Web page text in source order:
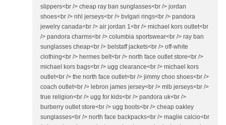
slippers<br /> cheap ray ban sunglasses<br /> jordan
shoes<br /> nhl jerseys<br /> bvlgari rings<br /> pandora
jewelry canada<br /> air jordan 1<br /> michael kors outlet<br
/> pandora charms<br /> columbia sportswear<br /> ray ban
sunglasses cheap<br /> belstaff jackets<br /> off-white
clothing<br /> hermes belt<br /> north face outlet store<br />
michael kors bags<br /> ugg clearance<br /> michael kors
outlet<br /> the north face outlet<br /> jimmy choo shoes<br />
coach outlet<br /> lebron james jersey<br /> mlb jerseys<br />
true religion<br /> ugg for kids<br /> pandora uk<br />
burberry outlet store<br /> ugg boots<br /> cheap oakley
sunglasses<br /> north face backpacks<br /> maglie calcio<br